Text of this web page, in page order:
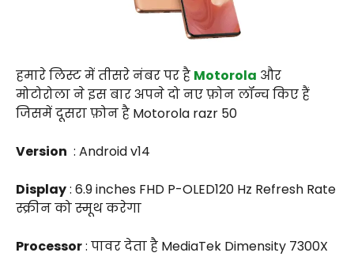
हमारे लिस्ट में तीसरे नंबर पर है Motorola और
मोटोरोला ने इस बार अपने दो नए फ़ोन लॉन्च किए हैं
जिसमें दूसरा फ़ोन है Motorola razr 50
Version : Android v14
Display: 6.9 inches FHD P-OLED120 Hz Refresh Rate
स्क्रीन को स्मूथ करेगा
Processor: पावर देता है MediaTek Dimensity 7300X